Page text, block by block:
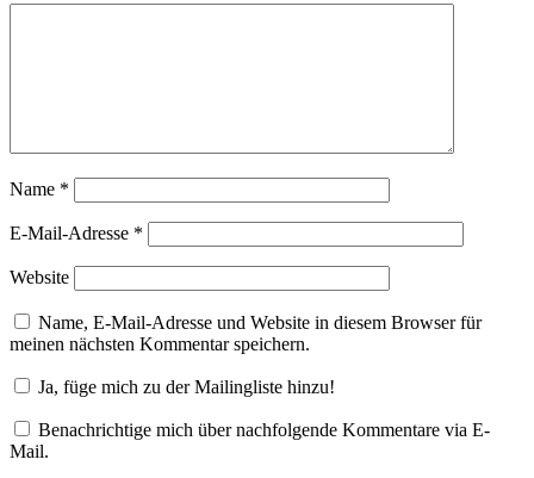
Name *
E-Mail-Adresse *
Website
Name, E-Mail-Adresse und Website in diesem Browser für
meinen nächsten Kommentar speichern.
Ja, füge mich zu der Mailingliste hinzu!
Benachrichtige mich über nachfolgende Kommentare via E-
Mail.